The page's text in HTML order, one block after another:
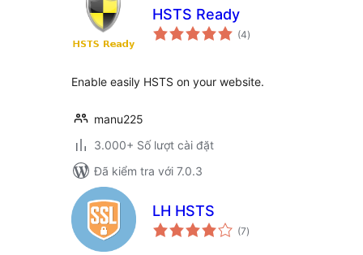
HSTS Ready
(4tổng
đánh
)
Enable easily HSTS on your website.
manu225
3.000+ Số lượt cài đặt
Đã kiểm tra với 7.0.3
LH HSTS
(7tổng
đánh
)